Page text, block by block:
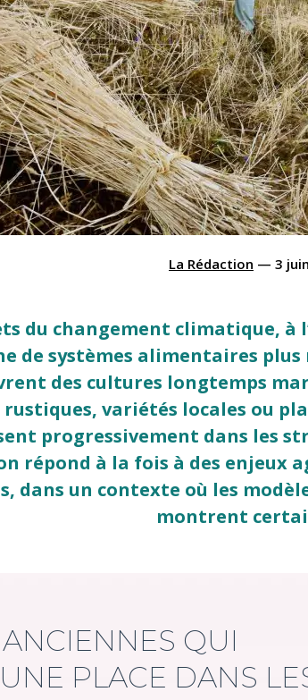
La Rédaction — 3
du changement climatique,
de systèmes alimentaires
des cultures longtemps
rustiques, variétés locales ou
progressivement dans les
répond à la fois à des enjeux
dans un contexte où les
montrent
QUI
PLACE DANS